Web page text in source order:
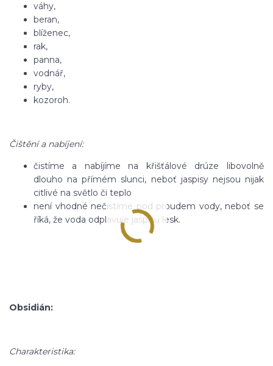
váhy,
beran,
blíženec,
rak,
panna,
vodnář,
ryby,
kozoroh.
Čištění a nabíjení:
čistíme a nabíjíme na křišťálové drúze libovolně
dlouho na přímém slunci, neboť jaspisy nejsou nijak
citlivé na světlo či teplo
není vhodné nečistíme pod proudem vody, neboť se
říká, že voda odplavuje jaspisu lesk.
Obsidián:
Charakteristika: